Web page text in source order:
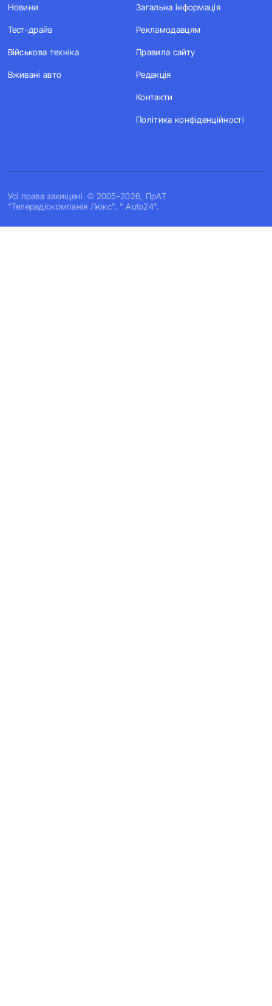
Усi права захищенi. © 2005-2026, ПрАТ
"Телерадіокомпанія Люкс". " Auto24".
Новини
Тест-драйв
Військова техніка
Вживані авто
Загальна інформація
Рекламодавцям
Правила сайту
Редакція
Контакти
Політика конфіденційності